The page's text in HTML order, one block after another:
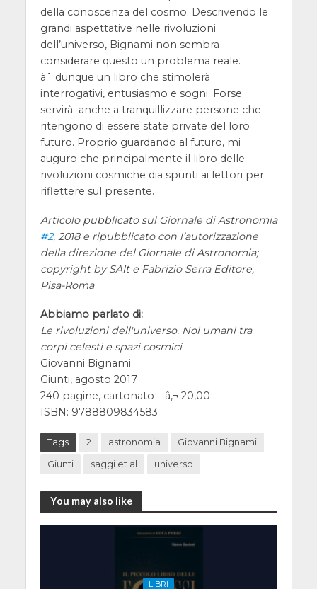
della conoscenza del cosmo. Descrivendo le
grandi aspettative nelle rivoluzioni
dell’universo, Bignami non sembra
considerare questo un problema reale.
àˆ dunque un libro che stimolerà
interrogativi, entusiasmo e sogni. Forse
servirà anche a tranquillizzare persone che
ritengono di essere state private del loro
futuro. Proprio guardando al futuro, mi
auguro che principalmente il libro delle
rivoluzioni cosmiche dia spunti ai lettori per
riflettere sul presente.
Articolo pubblicato sul Giornale di Astronomia
#2, 2018 e ripubblicato con l’autorizzazione
della direzione del Giornale di Astronomia;
copyright by SAIt e Fabrizio Serra Editore,
Pisa-Roma
Abbiamo parlato di:
Le rivoluzioni dell'universo. Noi umani tra
corpi celesti e spazi cosmici
Giovanni Bignami
Giunti, agosto 2017
240 pagine, cartonato – â‚¬ 20,00
ISBN: 9788809834583
Tags 2 astronomia Giovanni Bignami
Giunti saggi et al universo
You may also like
LIBRI